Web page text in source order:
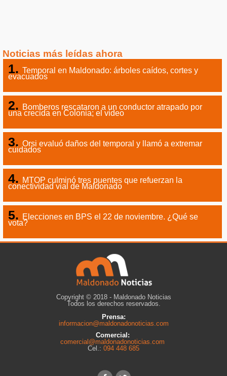
Noticias más leídas ahora
Temporal en Maldonado: árboles caídos, cortes y
evacuados
Bomberos rescataron a un conductor atrapado por
una crecida en Colonia; el video
Orsi evaluó daños del temporal y llamó a extremar
cuidados
MTOP culminó tres puentes que refuerzan la
conectividad vial de Maldonado
Elecciones en BPS el 22 de noviembre. ¿Qué se
vota?
Copyright © 2018 - Maldonado Noticias
Todos los derechos reservados.
Prensa:
informacion@maldonadonoticias.com
Comercial:
comercial@maldonadonoticias.com
Cel.: 094 448 685